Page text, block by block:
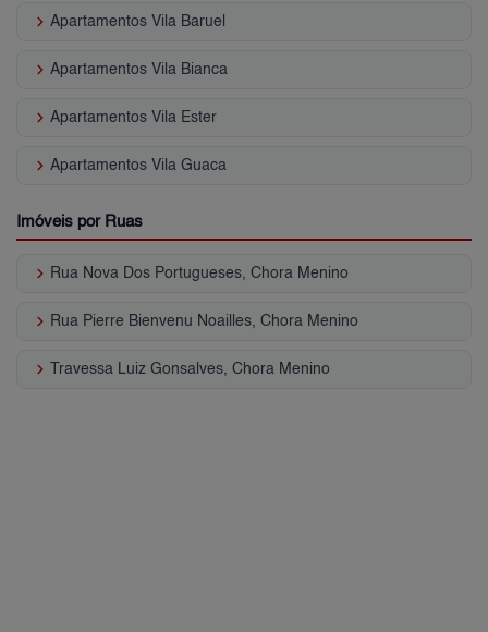
keyboard_arrow_right Apartamentos Vila Baruel
keyboard_arrow_right Apartamentos Vila Bianca
keyboard_arrow_right Apartamentos Vila Ester
keyboard_arrow_right Apartamentos Vila Guaca
Imóveis por Ruas
keyboard_arrow_right Rua Nova Dos Portugueses, Chora Menino
keyboard_arrow_right Rua Pierre Bienvenu Noailles, Chora Menino
keyboard_arrow_right Travessa Luiz Gonsalves, Chora Menino